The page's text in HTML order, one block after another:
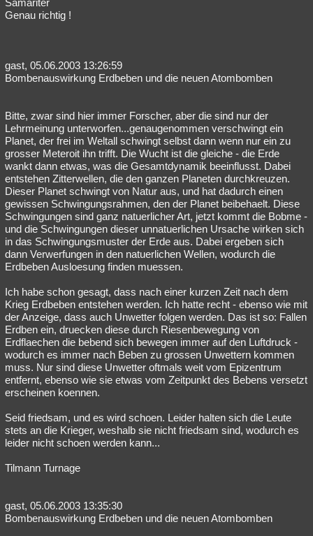
Samariter
Genau richtig !
gast, 05.06.2003 13:26:59
Bombenauswirkung Erdbeben und die neuen Atombomben
Bitte, zwar sind hier immer Forscher, aber die sind nur der
Lehrmeinung unterworfen...genaugenommen verschwingt ein
Planet, der frei im Weltall schwingt selbst dann wenn nur ein zu
grosser Meteroit ihn trifft. Die Wucht ist die gleiche - die Erde
wankt dann etwas, was die Gesamtdynamik beeinflusst. Dabei
entstehen Zitterwellen, die den ganzen Planeten durchkreuzen.
Dieser Planet schwingt von Natur aus, und hat dadurch einen
gewissen Schwingungsrahmen, den der Planet beibehaelt. Diese
Schwingungen sind ganz natuerlicher Art, jetzt kommt die Bobme -
und die Schwingungen dieser unnatuerlichen Ursache wirken sich
in das Schwingungsmuster der Erde aus. Dabei ergeben sich
dann Verwerfungen in den natuerlichen Wellen, wodurch die
Erdbeben Ausloesung finden muessen.
Ich habe schon gesagt, dass nach einer kurzen Zeit nach dem
Krieg Erdbeben entstehen werden. Ich hatte recht - ebenso wie mit
der Anzeige, dass auch Unwetter folgen werden. Das ist so: Fallen
Erdben ein, druecken diese durch Riesenbewegung von
Erdflaechen die bebend sich bewegen immer auf den Luftdruck -
wodurch es immer nach Beben zu grossen Unwettern kommen
muss. Nur sind diese Unwetter oftmals weit vom Epizentrum
entfernt, ebenso wie sie etwas vom Zeitpunkt des Bebens versetzt
erscheinen koennen.
Seid friedsam, und es wird schoen. Leider halten sich die Leute
stets an die Krieger, weshalb sie nicht friedsam sind, wodurch es
leider nicht schoen werden kann...
Tilmann Turnage
gast, 05.06.2003 13:35:30
Bombenauswirkung Erdbeben und die neuen Atombomben